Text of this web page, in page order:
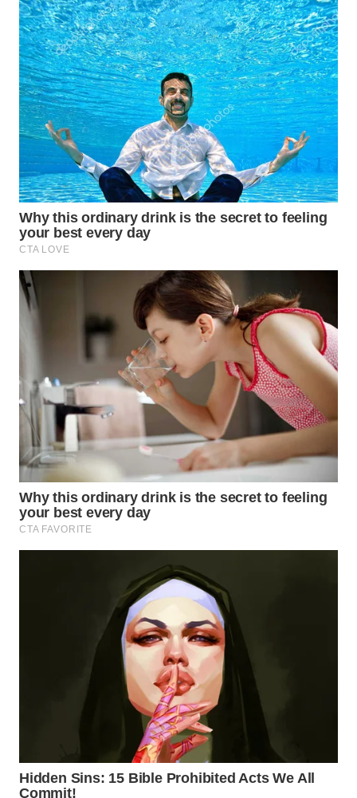
WN
SAMOSIR
WN
PADANG
LAWAS
WN
SUMEDANG
WN
CIANJUR
KEPULAUAN
TANGERANG
WN
BINJAI
WN
CIREBON
WN
INDRAMAYU
MAJALENGKA